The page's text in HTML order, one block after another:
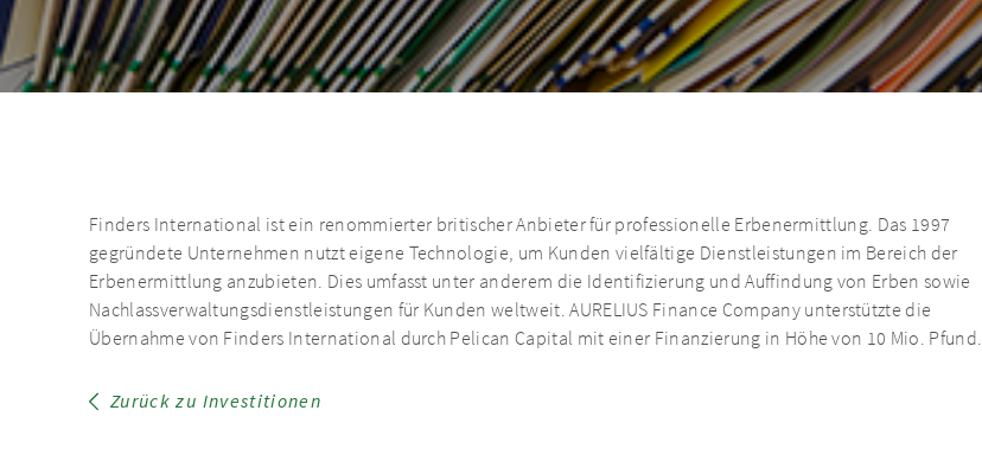
Finders International ist ein renommierter britischer Anbieter für professionelle Erbenermittlung. Das 1997
gegründete Unternehmen nutzt eigene Technologie, um Kunden vielfältige Dienstleistungen im Bereich der
Erbenermittlung anzubieten. Dies umfasst unter anderem die Identifizierung und Auffindung von Erben sowie
Nachlassverwaltungsdienstleistungen für Kunden weltweit. AURELIUS Finance Company unterstützte die
Übernahme von Finders International durch Pelican Capital mit einer Finanzierung in Höhe von 10 Mio. Pfund.
Zurück zu Investitionen